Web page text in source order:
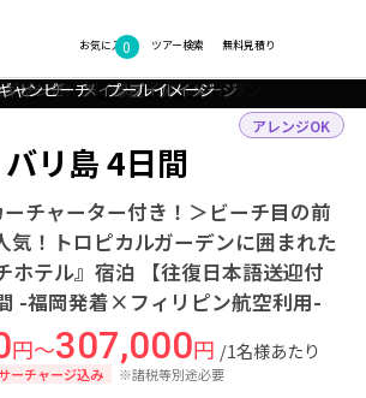
お気に入り
0 無料見積り
ツアー検索
シア バリ島 ツアー詳細
バリ島 4日間
チャーター付き！＞ビーチ目の前
！トロピカルガーデンに囲まれた
ホテル』宿泊 【往復日本語送迎付
-福岡発着×フィリピン航空利用-
アレンジOK
円～307,000円 /1名様あたり
ーチャージ込み ※諸税等別途必要
ビーチ オーシャンテラスレストラン
ギャンビーチ 部屋イメージ
ンビーチ メインプールイメージ
ャンビーチ プールイメージ
フォトギャラリー